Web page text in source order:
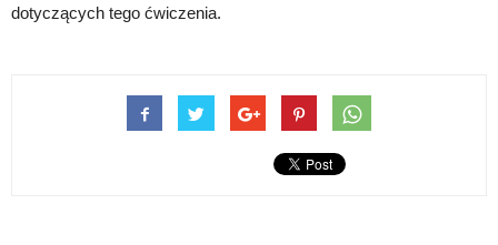
dotyczących tego ćwiczenia.